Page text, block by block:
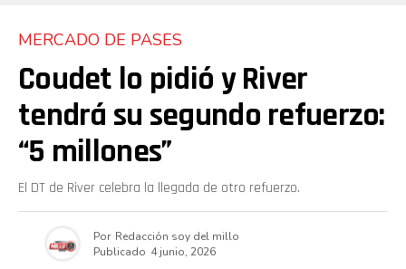
MERCADO DE PASES
Coudet lo pidió y River
tendrá su segundo refuerzo:
“5 millones”
El DT de River celebra la llegada de otro refuerzo.
Por Redacción soy del millo
Publicado 4 junio, 2026